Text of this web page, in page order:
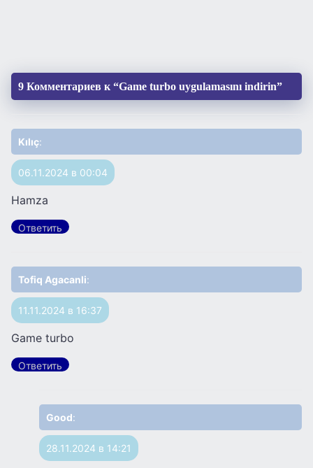
9 Комментариев к “Game turbo uygulamasını indirin”
Kılıç:
06.11.2024 в 00:04
Hamza
Ответить
Tofiq Agacanli:
11.11.2024 в 16:37
Game turbo
Ответить
Good:
28.11.2024 в 14:21